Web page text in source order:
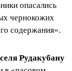
опасались
чернокожих
содержания».
Рудакубану